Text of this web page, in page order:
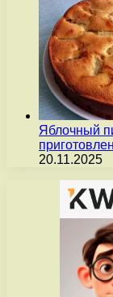
Яблочный
20.11.2025